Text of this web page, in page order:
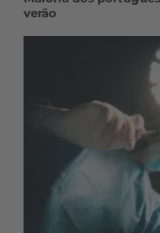
verão